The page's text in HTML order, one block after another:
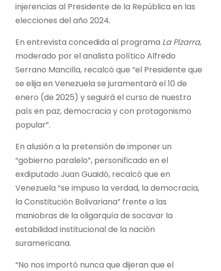
injerencias al Presidente de la República en las
elecciones del año 2024.
En entrevista concedida al programa La Pizarra,
moderado por el analista político Alfredo
Serrano Mancilla, recalcó que “el Presidente que
se elija en Venezuela se juramentará el 10 de
enero (de 2025) y seguirá el curso de nuestro
país en paz, democracia y con protagonismo
popular”.
En alusión a la pretensión de imponer un
“gobierno paralelo”, personificado en el
exdiputado Juan Guaidó, recalcó que en
Venezuela “se impuso la verdad, la democracia,
la Constitución Bolivariana” frente a las
maniobras de la oligarquía de socavar la
estabilidad institucional de la nación
suramericana.
“No nos importó nunca que dijeran que el